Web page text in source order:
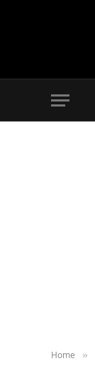
Home »